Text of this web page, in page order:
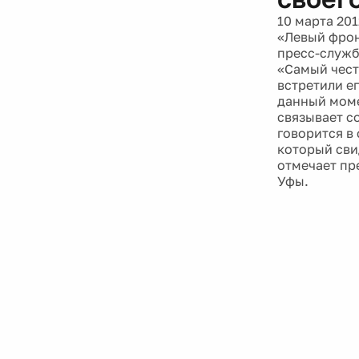
10 марта
«Левый
пресс-
«Самый
встретили
данный
связывает
говорится
который
отмечает
Уфы.